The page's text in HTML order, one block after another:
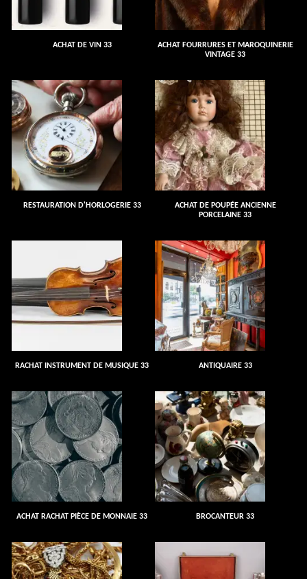
ACHAT DE VIN 33
ACHAT FOURRURES ET MAROQUINERIE
VINTAGE 33
RESTAURATION D'HORLOGERIE 33
ACHAT DE POUPÉE ANCIENNE
PORCELAINE 33
RACHAT INSTRUMENT DE MUSIQUE 33 ANTIQUAIRE 33
ACHAT RACHAT PIÈCE DE MONNAIE 33 BROCANTEUR 33